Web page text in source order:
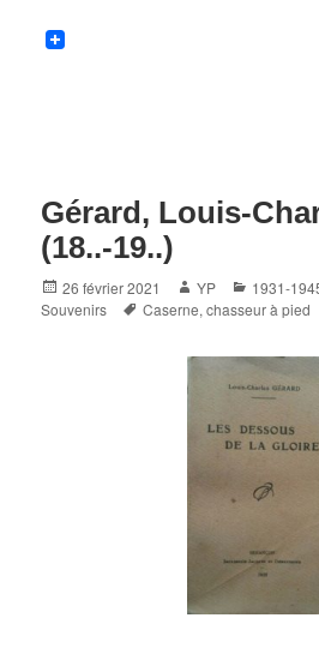
Gérard, Louis-
(18..-19..)
Posted
on
26 février 2021 Author
YP 1931-
Souvenirs
Tags
Caserne,chasseur à pied